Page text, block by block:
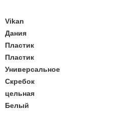
Vikan
Дания
Пластик
Пластик
Универсальное
Скребок
цельная
Белый